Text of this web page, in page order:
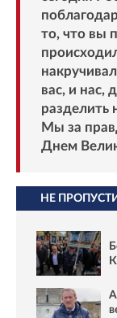
то, что вы
вас, и нас,
разделить
Мы за
Днем
НЕ